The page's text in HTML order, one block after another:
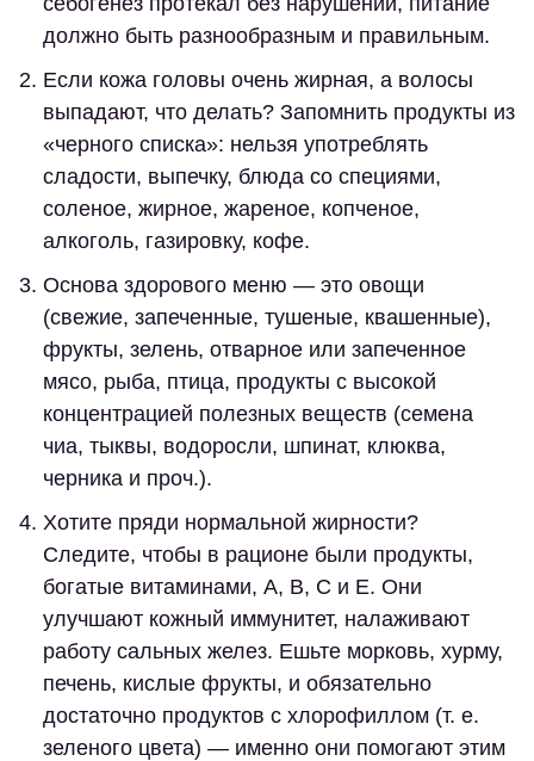
должно быть разнообразным и правильным.
Если кожа головы очень жирная, а волосы
выпадают, что делать? Запомнить продукты из
«черного списка»: нельзя употреблять
сладости, выпечку, блюда со специями,
соленое, жирное, жареное, копченое,
алкоголь, газировку, кофе.
Основа здорового меню — это овощи
(свежие, запеченные, тушеные, квашенные),
фрукты, зелень, отварное или запеченное
мясо, рыба, птица, продукты с высокой
концентрацией полезных веществ (семена
чиа, тыквы, водоросли, шпинат, клюква,
черника и проч.).
Хотите пряди нормальной жирности?
Следите, чтобы в рационе были продукты,
богатые витаминами, А, В, С и Е. Они
улучшают кожный иммунитет, налаживают
работу сальных желез. Ешьте морковь, хурму,
печень, кислые фрукты, и обязательно
достаточно продуктов с хлорофиллом (т. е.
зеленого цвета) — именно они помогают этим